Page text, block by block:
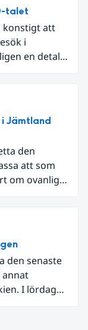
talet
konstigt att
i
en detalj
Jämtland
den
att som
om ovanligt
den senaste
annat
I lördags